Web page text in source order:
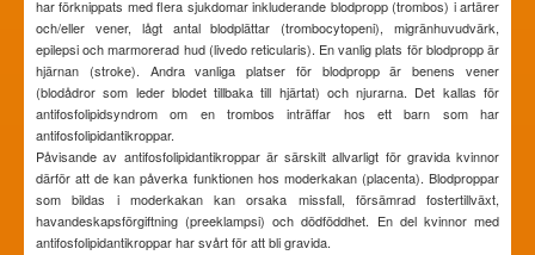
har förknippats med flera sjukdomar inkluderande blodpropp (trombos) i artärer
och/eller vener, lågt antal blodplättar (trombocytopeni), migränhuvudvärk,
epilepsi och marmorerad hud (livedo reticularis). En vanlig plats för blodpropp är
hjärnan (stroke). Andra vanliga platser för blodpropp är benens vener
(blodådror som leder blodet tillbaka till hjärtat) och njurarna. Det kallas för
antifosfolipidsyndrom om en trombos inträffar hos ett barn som har
antifosfolipidantikroppar.
Påvisande av antifosfolipidantikroppar är särskilt allvarligt för gravida kvinnor
därför att de kan påverka funktionen hos moderkakan (placenta). Blodproppar
som bildas i moderkakan kan orsaka missfall, försämrad fostertillväxt,
havandeskapsförgiftning (preeklampsi) och dödföddhet. En del kvinnor med
antifosfolipidantikroppar har svårt för att bli gravida.